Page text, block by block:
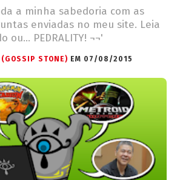
a minha sabedoria com as
enviadas no meu site. Leia
ou... PEDRALITY! ¬¬'
(GOSSIP STONE) EM 07/08/2015